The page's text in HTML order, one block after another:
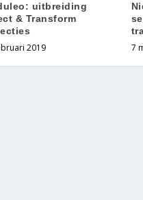
uitbreiding
& Transform
2019 7